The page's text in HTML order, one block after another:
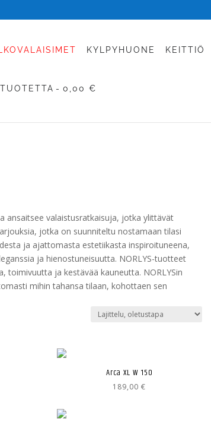
KYLPYHUONE KEITTIÖ
0,00 €
ansaitsee valaistusratkaisuja, jotka ylittävät
jotka on suunniteltu nostamaan tilasi
ja ajattomasta estetiikasta inspiroituneena,
ja hienostuneisuutta. NORLYS-tuotteet
toimivuutta ja kestävää kauneutta. NORLYSin
mihin tahansa tilaan, kohottaen sen
Arca XL W 150
189,00€